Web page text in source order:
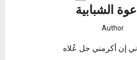
الشبابية
Author
إن أكرمني جل عُلاه